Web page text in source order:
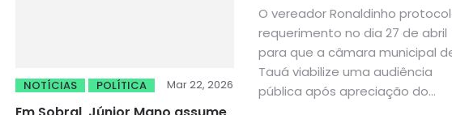
NOTÍCIAS POLÍTICA Mar 22, 2026
O vereador Ronaldinho
requerimento no dia 27 de abril
para que a câmara municipal
Tauá viabilize uma audiência
pública após apreciação do...